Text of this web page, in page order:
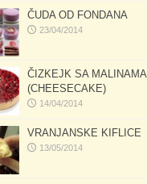
ČUDA OD FONDANA
23/04/2014
ČIZKEJK SA MALINAMA
(CHEESECAKE)
14/04/2014
VRANJANSKE KIFLICE
13/05/2014